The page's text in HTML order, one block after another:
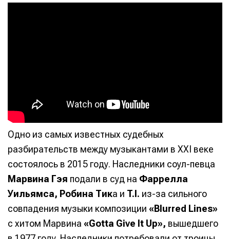
Одно из самых известных судебных
разбирательств между музыкантами в XXI веке
состоялось в 2015 году. Наследники соул-певца
Марвина Гэя подали в суд на Фаррелла
Уильямса, Робина Тика и T.I. из-за сильного
совпадения музыки композиции «Blurred Lines»
с хитом Марвина «Gotta Give It Up», вышедшего